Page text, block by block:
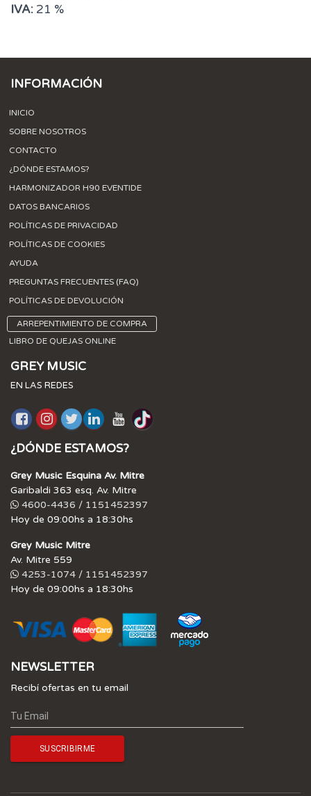
IVA: 21 %
INFORMACIÓN
INICIO
SOBRE NOSOTROS
CONTACTO
¿DÓNDE ESTAMOS?
HARMONIZADOR H90 EVENTIDE
DATOS BANCARIOS
POLÍTICAS DE PRIVACIDAD
POLÍTICAS DE COOKIES
AYUDA
PREGUNTAS FRECUENTES (FAQ)
POLÍTICAS DE DEVOLUCIÓN
ARREPENTIMIENTO DE COMPRA
LIBRO DE QUEJAS ONLINE
GREY MUSIC
EN LAS REDES
¿DÓNDE ESTAMOS?
Grey Music Esquina Av. Mitre
Garibaldi 363 esq. Av. Mitre
4600-4436 / 1151452397
Hoy de 09:00hs a 18:30hs
Grey Music Mitre
Av. Mitre 559
4253-1074 / 1151452397
Hoy de 09:00hs a 18:30hs
NEWSLETTER
Recibí ofertas en tu email